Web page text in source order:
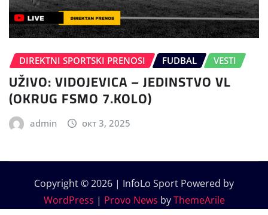
DIREKTNI SPORTSKI PRENOSI FUDBAL VESTI
UŽIVO: VIDOJEVICA – JEDINSTVO VL
(OKRUG FSMO 7.KOLO)
admin окт 3, 2025
Copyright © 2026 | InfoLo Sport Powered by
WordPress | Provo News byThemeArile